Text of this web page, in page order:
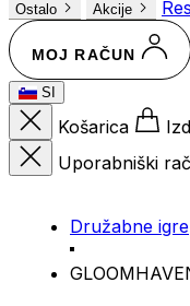
Ostalo
Akcije
MOJ RAČUN
SI
Košarica
Uporabniški
Družabne igre